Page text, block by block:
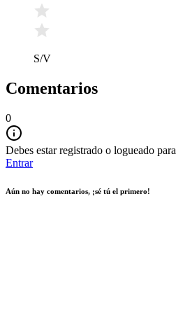
S/V
Comentarios
0
Debes estar registrado o logueado
Entrar
Aún no hay comentarios, ¡sé tú el primero!